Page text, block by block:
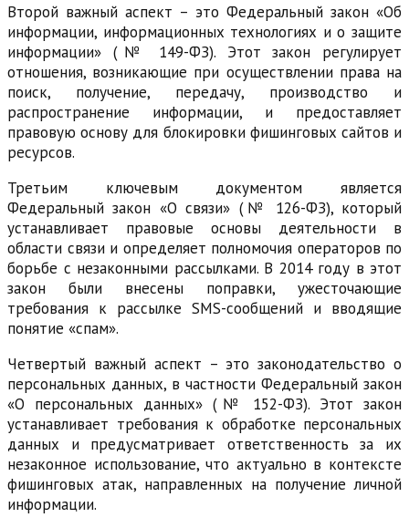
Второй важный аспект – это Федеральный закон «Об
информации, информационных технологиях и о защите
информации» (№ 149-ФЗ). Этот закон регулирует
отношения, возникающие при осуществлении права на
поиск, получение, передачу, производство и
распространение информации, и предоставляет
правовую основу для блокировки фишинговых сайтов и
ресурсов.
Третьим ключевым документом является
Федеральный закон «О связи» (№ 126-ФЗ), который
устанавливает правовые основы деятельности в
области связи и определяет полномочия операторов по
борьбе с незаконными рассылками. В 2014 году в этот
закон были внесены поправки, ужесточающие
требования к рассылке SMS-сообщений и вводящие
понятие «спам».
Четвертый важный аспект – это законодательство о
персональных данных, в частности Федеральный закон
«О персональных данных» (№ 152-ФЗ). Этот закон
устанавливает требования к обработке персональных
данных и предусматривает ответственность за их
незаконное использование, что актуально в контексте
фишинговых атак, направленных на получение личной
информации.